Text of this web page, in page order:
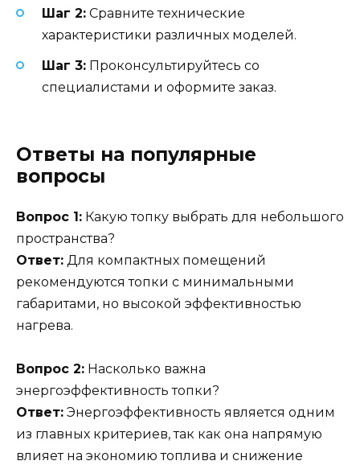
Шаг 2: Сравните технические
характеристики различных моделей.
Шаг 3: Проконсультируйтесь со
специалистами и оформите заказ.
Ответы на популярные
вопросы
Вопрос 1: Какую топку выбрать для небольшого
пространства?
Ответ: Для компактных помещений
рекомендуются топки с минимальными
габаритами, но высокой эффективностью
нагрева.
Вопрос 2: Насколько важна
энергоэффективность топки?
Ответ: Энергоэффективность является одним
из главных критериев, так как она напрямую
влияет на экономию топлива и снижение